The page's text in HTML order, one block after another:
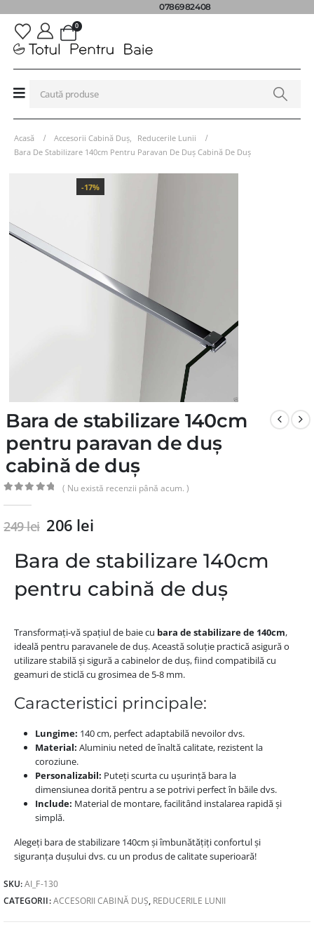
0786982408
0
Acasă Accesorii Cabină Duș
Reducerile Lunii
Bara De Stabilizare 140cm Pentru Paravan De Duș Cabină De Duș
-17%
Bara de stabilizare 140cm
pentru paravan de duș
cabină de duș
( Nu există recenzii până acum. )
249lei 206 lei
Bara de stabilizare 140cm
pentru cabină de duș
Transformați-vă spațiul de baie cu bara de stabilizare de 140cm,
ideală pentru paravanele de duș. Această soluție practică asigură o
utilizare stabilă și sigură a cabinelor de duș, fiind compatibilă cu
geamuri de sticlă cu grosimea de 5-8 mm.
Caracteristici principale:
Lungime: 140 cm, perfect adaptabilă nevoilor dvs.
Material: Aluminiu neted de înaltă calitate, rezistent la
coroziune.
Personalizabil: Puteți scurta cu ușurință bara la
dimensiunea dorită pentru a se potrivi perfect în băile dvs.
Include: Material de montare, facilitând instalarea rapidă și
simplă.
Alegeți bara de stabilizare 140cm și îmbunătățiți confortul și
siguranța dușului dvs. cu un produs de calitate superioară!
SKU:AI_F-130
CATEGORII:ACCESORII CABINĂ DUȘ, REDUCERILE LUNII